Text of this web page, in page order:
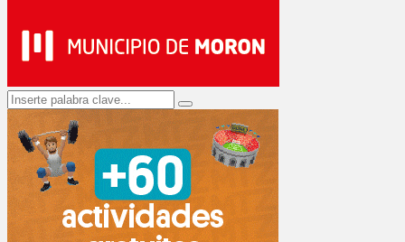
Search
for:
Search